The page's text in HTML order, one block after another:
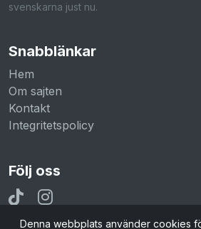
svenskarna just nu.
Snabblänkar
Hem
Om sajten
Kontakt
Integritetspolicy
Följ oss
Denna webbplats använder cookies